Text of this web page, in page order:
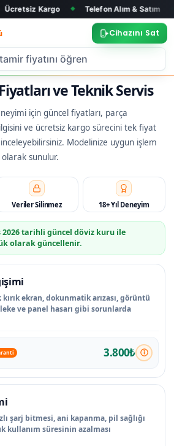
◆ Telefon Alım & Satım ◆ Tüm
Cihazını Sat
ve Teknik Servis
için güncel fiyatları, parça
ve ücretsiz kargo sürecini tek fiyat
Modelinize uygun işlem
sunulur.
Veriler Silinmez 18+ Yıl Deneyim
2026tarihli güncel döviz kuru ile
olarak güncellenir.
ekran, dokunmatik arızası, görüntü
ve panel hasarı gibi sorunlarda
3.800₺
şarj bitmesi, ani kapanma, pil sağlığı
kullanım süresinin azalması